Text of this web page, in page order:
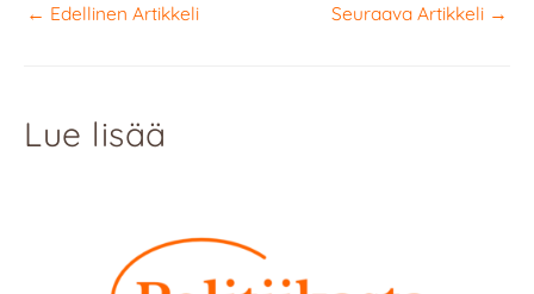
← Edellinen Artikkeli Seuraava Artikkeli →
Lue lisää